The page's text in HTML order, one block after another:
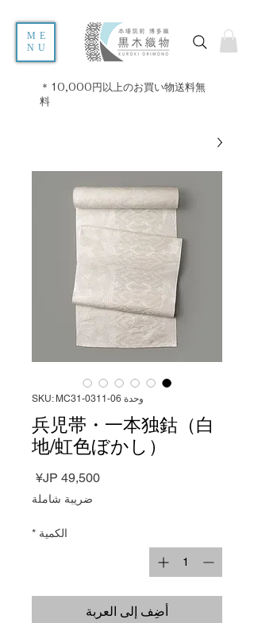
ME
NU
＊10,000円以上のお買い物送料無
料
وحدة SKU: MC31-0311-06
兵児帯・一本独鈷（白
地/虹色ぼかし）
السعر
ضريبة شاملة
الكمية *
أضِف إلى العربة